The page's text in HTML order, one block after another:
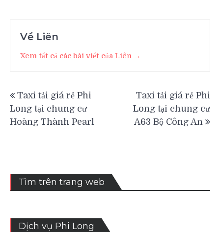
Về Liên
Xem tất cả các bài viết của Liên →
hướng
bài
Taxi tải giá rẻ Phi
Long tại chung cư
Hoàng Thành Pearl
Taxi tải giá rẻ Phi
Long tại chung cư
A63 Bộ Công An
Tìm trên trang web
Dịch vụ Phi Long